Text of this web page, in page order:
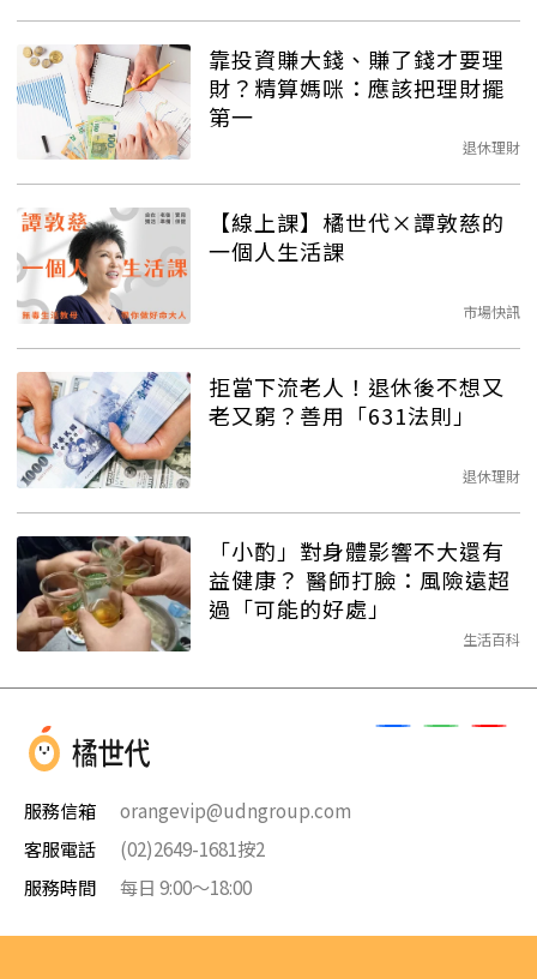
靠投資賺大錢、賺了錢才要理
財？精算媽咪：應該把理財擺
第一
退休理財
【線上課】橘世代×譚敦慈的
一個人生活課
市場快訊
拒當下流老人！退休後不想又
老又窮？善用「631法則」
退休理財
「小酌」對身體影響不大還有
益健康？ 醫師打臉：風險遠超
過「可能的好處」
生活百科
服務信箱
orangevip@udngroup.com
客服電話
(02)2649-1681按2
服務時間
每日 9:00～18:00